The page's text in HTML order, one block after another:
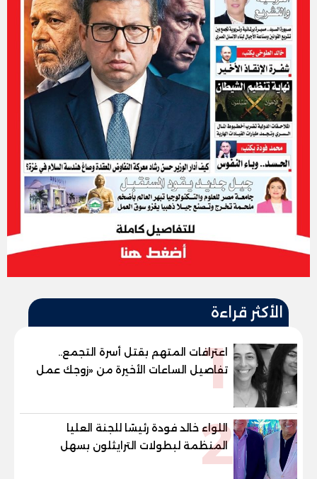
الأكثر قراءة
1
اعترافات المتهم بقتل أسرة التجمع..
تفاصيل الساعات الأخيرة من «زوجك عمل
حادثة» حتى إطلاق النار
2
اللواء خالد فودة رئيسًا للجنة العليا
المنظمة لبطولات الترايثلون بسهل
حشيش